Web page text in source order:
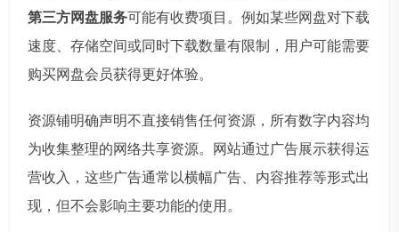
第三方网盘服务可能有收费项目。例如某些网盘对下载
速度、存储空间或同时下载数量有限制，用户可能需要
购买网盘会员获得更好体验。
资源铺明确声明不直接销售任何资源，所有数字内容均
为收集整理的网络共享资源。网站通过广告展示获得运
营收入，这些广告通常以横幅广告、内容推荐等形式出
现，但不会影响主要功能的使用。